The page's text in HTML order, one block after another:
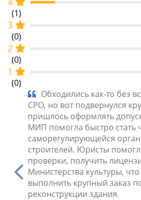
(1)
3
(0)
2
(0)
1
(0)
Обходились как-то без
СРО, но вот подвернулся
пришлось оформлять
МИП помогла быстро стать
саморегулирующейся
строителей. Юристы
проверки, получить
Министерства культуры,
выполнить крупный заказ
реконструкции здания.